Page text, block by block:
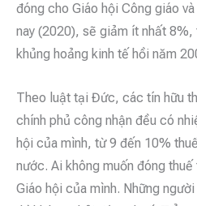
đóng cho Giáo hội Công giáo
nay (2020), sẽ giảm ít nhất
khủng hoảng kinh tế hồi năm
Theo luật tại Đức, các tín hữu
chính phủ công nhận đều có
hội của mình, từ 9 đến 10%
nước. Ai không muốn đóng
Giáo hội của mình. Những